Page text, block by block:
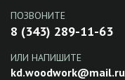
ПОЗВОНИТЕ
8 (343) 289-11-63
ИЛИ НАПИШИТЕ
kd.woodwork@mail.ru